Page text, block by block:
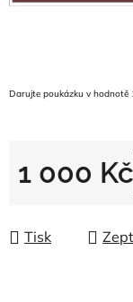
Darujte poukázku v hodnotě
1 000 Kč
Tisk